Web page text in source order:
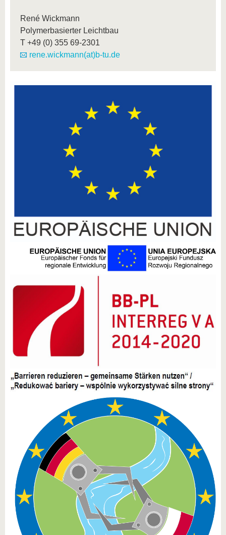
René Wickmann
Polymerbasierter Leichtbau
T +49 (0) 355 69-2301
rene.wickmann(at)b-tu.de